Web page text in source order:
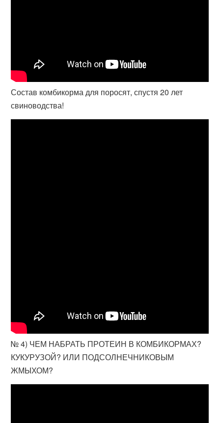
Состав комбикорма для поросят, спустя 20 лет
свиноводства!
№ 4) ЧЕМ НАБРАТЬ ПРОТЕИН В КОМБИКОРМАХ?
КУКУРУЗОЙ? ИЛИ ПОДСОЛНЕЧНИКОВЫМ
ЖМЫХОМ?